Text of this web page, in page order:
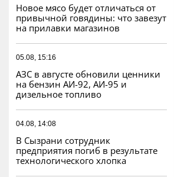
Новое мясо будет отличаться от
привычной говядины: что завезут
на прилавки магазинов
05.08, 15:16
АЗС в августе обновили ценники
на бензин АИ-92, АИ-95 и
дизельное топливо
04.08, 14:08
В Сызрани сотрудник
предприятия погиб в результате
технологического хлопка